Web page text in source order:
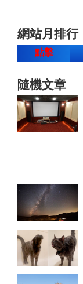
網站月排行
點擊
隨機文章